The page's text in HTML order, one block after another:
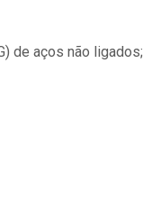
de aços não ligados;